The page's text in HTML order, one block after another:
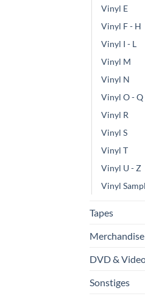
Vinyl E
Vinyl F - H
Vinyl I - L
Vinyl M
Vinyl N
Vinyl O - Q
Vinyl R
Vinyl S
Vinyl T
Vinyl U - Z
Vinyl
Tapes
Merchandise
DVD &
Sonstiges